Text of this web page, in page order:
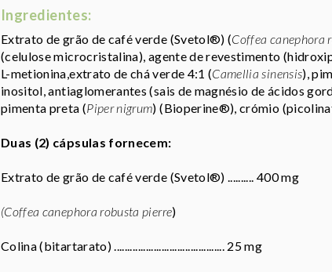
Ingredientes:
Extrato de grão de café verde (Svetol®) (Coffea canephora
(celulose microcristalina), agente de revestimento
L-metionina,extrato de chá verde 4:1 (Camellia sinensis),
inositol, antiaglomerantes (sais de magnésio de ácidos
pimenta preta (Piper nigrum) (Bioperine®), crómio
Duas (2) cápsulas fornecem:
Extrato de grão de café verde (Svetol®) .......... 400 mg
(Coffea canephora robusta pierre)
Colina (bitartarato) .......................................... 25 mg